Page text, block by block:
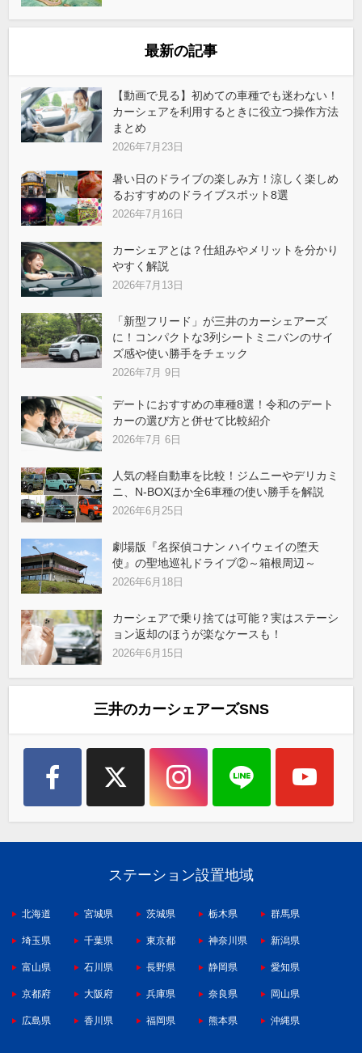
最新の記事
【動画で見る】初めての車種でも迷わない！
カーシェアを利用するときに役立つ操作方法
まとめ
2026年7月23日
暑い日のドライブの楽しみ方！涼しく楽しめ
るおすすめのドライブスポット8選
2026年7月16日
カーシェアとは？仕組みやメリットを分かり
やすく解説
2026年7月13日
「新型フリード」が三井のカーシェアーズ
に！コンパクトな3列シートミニバンのサイ
ズ感や使い勝手をチェック
2026年7月 9日
デートにおすすめの車種8選！令和のデート
カーの選び方と併せて比較紹介
2026年7月 6日
人気の軽自動車を比較！ジムニーやデリカミ
ニ、N-BOXほか全6車種の使い勝手を解説
2026年6月25日
劇場版『名探偵コナン ハイウェイの堕天
使』の聖地巡礼ドライブ②～箱根周辺～
2026年6月18日
カーシェアで乗り捨ては可能？実はステーシ
ョン返却のほうが楽なケースも！
2026年6月15日
三井のカーシェアーズSNS
ステーション設置地域
北海道 宮城県 茨城県 栃木県 群馬県
埼玉県 千葉県 東京都 神奈川県 新潟県
富山県 石川県 長野県 静岡県 愛知県
京都府 大阪府 兵庫県 奈良県 岡山県
広島県 香川県 福岡県 熊本県 沖縄県